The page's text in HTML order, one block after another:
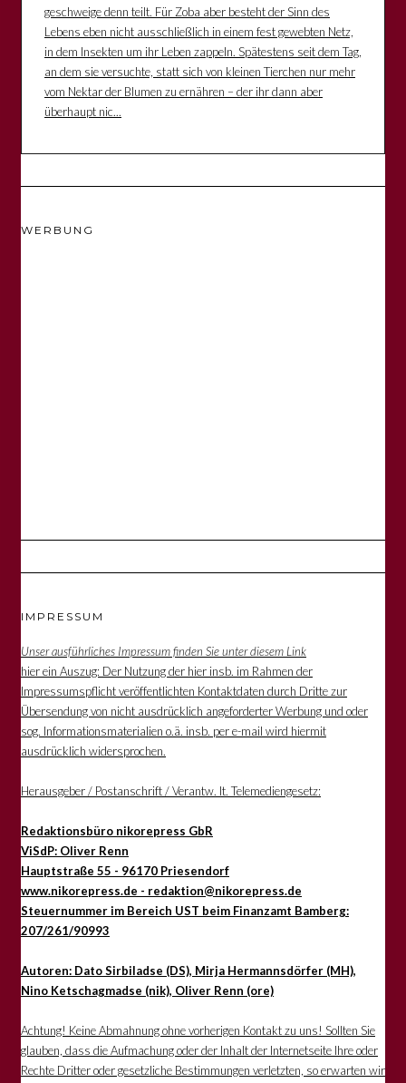
geschweige denn teilt. Für Zoba aber besteht der Sinn des
Lebens eben nicht ausschließlich in einem fest gewebten Netz,
in dem Insekten um ihr Leben zappeln. Spätestens seit dem Tag,
an dem sie versuchte, statt sich von kleinen Tierchen nur mehr
vom Nektar der Blumen zu ernähren – der ihr dann aber
überhaupt nic...
WERBUNG
IMPRESSUM
Unser ausführliches Impressum finden Sie unter diesem Link
hier ein Auszug: Der Nutzung der hier insb. im Rahmen der
Impressumspflicht veröffentlichten Kontaktdaten durch Dritte zur
Übersendung von nicht ausdrücklich angeforderter Werbung und oder
sog. Informationsmaterialien o.ä. insb. per e-mail wird hiermit
ausdrücklich widersprochen.
Herausgeber / Postanschrift / Verantw. lt. Telemediengesetz:
Redaktionsbüro nikorepress GbR
ViSdP: Oliver Renn
Hauptstraße 55 - 96170 Priesendorf
www.nikorepress.de - redaktion@nikorepress.de
Steuernummer im Bereich UST beim Finanzamt Bamberg:
207/261/90993
Autoren: Dato Sirbiladse (DS), Mirja Hermannsdörfer (MH),
Nino Ketschagmadse (nik), Oliver Renn (ore)
Achtung! Keine Abmahnung ohne vorherigen Kontakt zu uns! Sollten Sie
glauben, dass die Aufmachung oder der Inhalt der Internetseite Ihre oder
Rechte Dritter oder gesetzliche Bestimmungen verletzten, so erwarten wir